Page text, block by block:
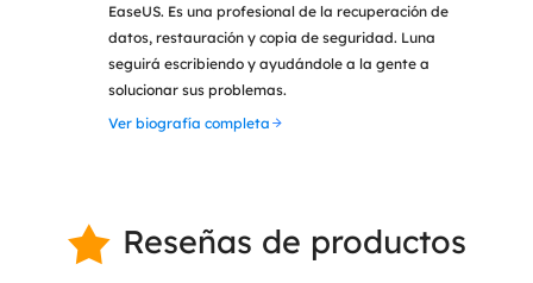
EaseUS. Es una profesional de la recuperación de
datos, restauración y copia de seguridad. Luna
seguirá escribiendo y ayudándole a la gente a
solucionar sus problemas.
Ver biografía completa
 Reseñas de productos